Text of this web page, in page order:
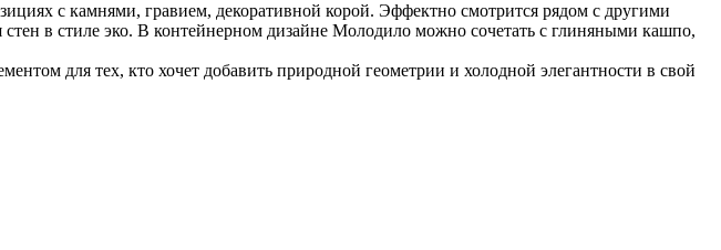
с камнями, гравием, декоративной корой. Эффектно смотрится рядом с другими
в стиле эко. В контейнерном дизайне Молодило можно сочетать с глиняными кашпо,
для тех, кто хочет добавить природной геометрии и холодной элегантности в свой